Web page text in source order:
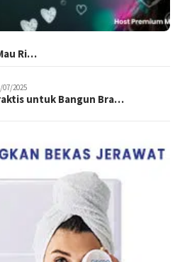
Ri…
07/2025
untuk Bangun Bra…